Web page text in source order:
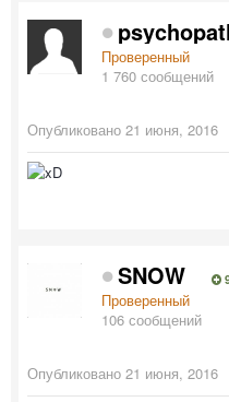
Проверенный
1 760 сообщений
Опубликовано 21 июня, 2016
SNOW
Проверенный
106 сообщений
Опубликовано 21 июня, 2016